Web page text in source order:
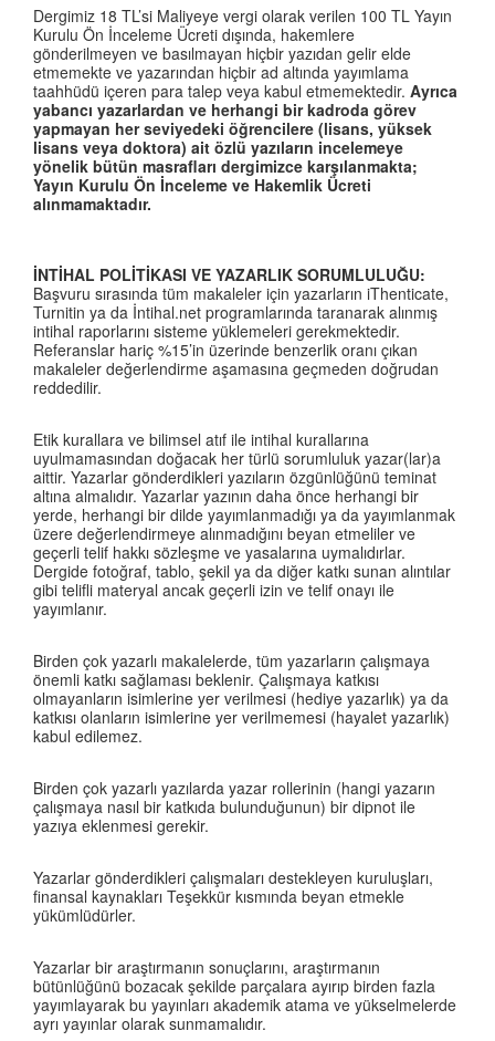
Dergimiz 18 TL’si Maliyeye vergi olarak verilen 100 TL Yayın
Kurulu Ön İnceleme Ücreti dışında, hakemlere
gönderilmeyen ve basılmayan hiçbir yazıdan gelir elde
etmemekte ve yazarından hiçbir ad altında yayımlama
taahhüdü içeren para talep veya kabul etmemektedir. Ayrıca
yabancı yazarlardan ve herhangi bir kadroda görev
yapmayan her seviyedeki öğrencilere (lisans, yüksek
lisans veya doktora) ait özlü yazıların incelemeye
yönelik bütün masrafları dergimizce karşılanmakta;
Yayın Kurulu Ön İnceleme ve Hakemlik Ücreti
alınmamaktadır.
İNTİHAL POLİTİKASI VE YAZARLIK SORUMLULUĞU:
Başvuru sırasında tüm makaleler için yazarların iThenticate,
Turnitin ya da İntihal.net programlarında taranarak alınmış
intihal raporlarını sisteme yüklemeleri gerekmektedir.
Referanslar hariç %15’in üzerinde benzerlik oranı çıkan
makaleler değerlendirme aşamasına geçmeden doğrudan
reddedilir.
Etik kurallara ve bilimsel atıf ile intihal kurallarına
uyulmamasından doğacak her türlü sorumluluk yazar(lar)a
aittir. Yazarlar gönderdikleri yazıların özgünlüğünü teminat
altına almalıdır. Yazarlar yazının daha önce herhangi bir
yerde, herhangi bir dilde yayımlanmadığı ya da yayımlanmak
üzere değerlendirmeye alınmadığını beyan etmeliler ve
geçerli telif hakkı sözleşme ve yasalarına uymalıdırlar.
Dergide fotoğraf, tablo, şekil ya da diğer katkı sunan alıntılar
gibi telifli materyal ancak geçerli izin ve telif onayı ile
yayımlanır.
Birden çok yazarlı makalelerde, tüm yazarların çalışmaya
önemli katkı sağlaması beklenir. Çalışmaya katkısı
olmayanların isimlerine yer verilmesi (hediye yazarlık) ya da
katkısı olanların isimlerine yer verilmemesi (hayalet yazarlık)
kabul edilemez.
Birden çok yazarlı yazılarda yazar rollerinin (hangi yazarın
çalışmaya nasıl bir katkıda bulunduğunun) bir dipnot ile
yazıya eklenmesi gerekir.
Yazarlar gönderdikleri çalışmaları destekleyen kuruluşları,
finansal kaynakları Teşekkür kısmında beyan etmekle
yükümlüdürler.
Yazarlar bir araştırmanın sonuçlarını, araştırmanın
bütünlüğünü bozacak şekilde parçalara ayırıp birden fazla
yayımlayarak bu yayınları akademik atama ve yükselmelerde
ayrı yayınlar olarak sunmamalıdır.